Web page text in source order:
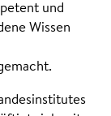
und
Wissen